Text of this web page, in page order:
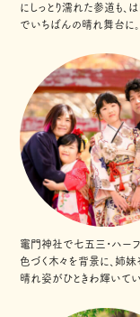
にしっとり濡れた参道も、
でいちばんの晴れ舞台に。
竈門神社で七五三・ハー
色づく木々を背景に、姉妹
晴れ姿がひときわ輝いてい